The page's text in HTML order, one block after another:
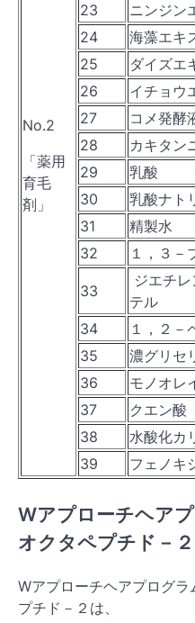
No.2
「薬用
育毛
剤」
23
ニンジン
24
海藻エキ
25
ダイズエ
26
イチョウ
27
コメ発酵
28
カキタン
29
乳酸
30
乳酸ナト
31
精製水
32
１，３－
33
ジエチ
テル
34
１，２－
35
濃グリセ
36
モノオレ
37
クエン酸
38
水酸化カ
39
フェノキ
Wアプローチヘア
オクタペプチド－２
Wアプローチヘアプログ
プチド－２は、